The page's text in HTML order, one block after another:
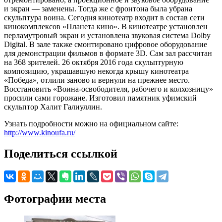
и экран — заменены. Тогда же с фронтона была убрана
скульптура воина. Сегодня кинотеатр входит в состав сети
кинокомплексов «Планета кино». В кинотеатре установлен
перламутровый экран и установлена звуковая система Dolby
Digital. В зале также смонтировано цифровое оборудование
для демонстрации фильмов в формате 3D. Сам зал рассчитан
на 368 зрителей. 26 октября 2016 года скульптурную
композицию, украшавшую некогда крышу кинотеатра
«Победа», отлили заново и вернули на прежнее место.
Восстановить «Воина-освободителя, рабочего и колхозницу»
просили сами горожане. Изготовил памятник уфимский
скульптор Халит Галиуллин.
Узнать подробности можно на официальном сайте:
http://www.kinoufa.ru/
Поделиться ссылкой
Фотографии места